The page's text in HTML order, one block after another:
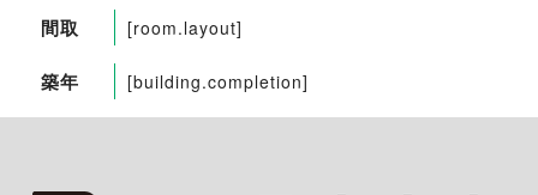
間取 [room.layout]
築年 [building.completion]